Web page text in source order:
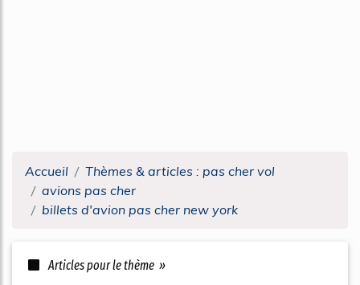
Accueil
Thèmes & articles : pas cher vol
avions pas cher
billets d'avion pas cher new york
Articles pour le thème »